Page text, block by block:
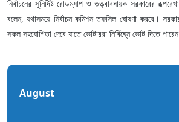
নির্বাচনের সুনির্দিষ্ট রোডম্যাপ ও তত্ত্বাবধায়ক সরকারের
বলেন, যথাসময়ে নির্বাচন কমিশন তফসিল ঘোষণা করবে।
সকল সহযোগিতা দেবে যাতে ভোটাররা নির্বিঘ্নে ভোট দিতে
August